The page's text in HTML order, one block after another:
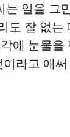
는 일을 그
도 잘 없는
에 눈물을
라고 애써